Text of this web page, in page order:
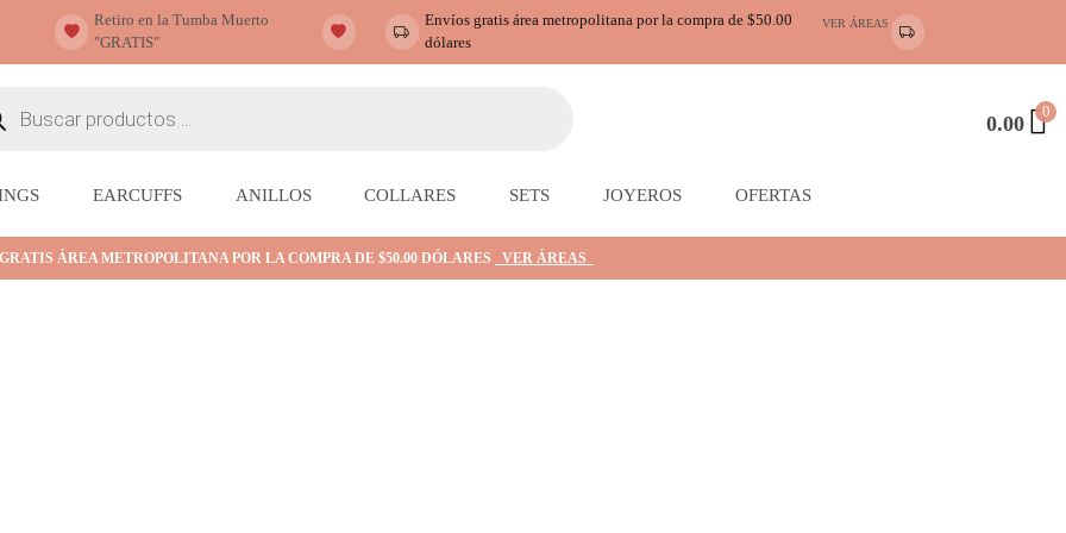
Retiro en la Tumba Muerto
"GRATIS"
Envíos gratis área metropolitana por la compra de $50.00
dólares
VER ÁREAS
0.00 0
EARCUFFS ANILLOS COLLARES SETS JOYEROS OFERTAS
ÁREA METROPOLITANA POR LA COMPRA DE $50.00 DÓLARES VER ÁREAS